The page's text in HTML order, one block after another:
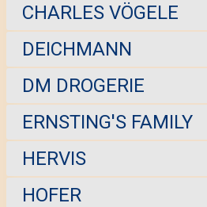
CHARLES VÖGELE
DEICHMANN
DM DROGERIE
ERNSTING'S FAMILY
HERVIS
HOFER